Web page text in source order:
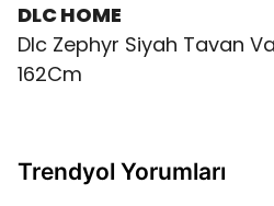
DLC HOME
Dlc Zephyr Siyah Tavan
162Cm
Trendyol Yorumları